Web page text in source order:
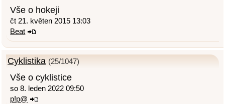
Vše o hokeji
čt 21. květen 2015 13:03
Beat
Cyklistika (25/1047)
Vše o cyklistice
so 8. leden 2022 09:50
p!p@